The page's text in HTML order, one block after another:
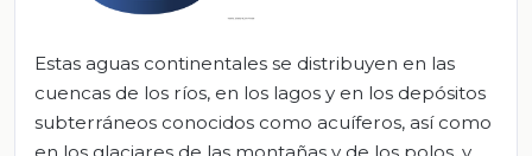
Estas aguas continentales se distribuyen en las
cuencas de los ríos, en los lagos y en los depósitos
subterráneos conocidos como acuíferos, así como